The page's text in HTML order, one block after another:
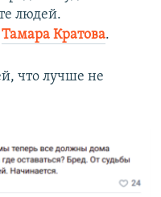
людей.
Тамара Кратова.
что лучше не